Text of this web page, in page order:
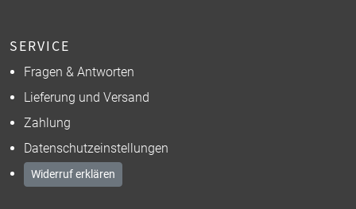
SERVICE
Fragen & Antworten
Lieferung und Versand
Zahlung
Datenschutzeinstellungen
Widerruf erklären